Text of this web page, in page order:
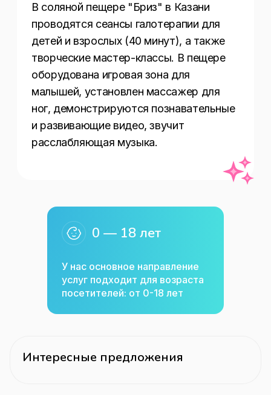
В соляной пещере "Бриз" в Казани
проводятся сеансы галотерапии для
детей и взрослых (40 минут), а также
творческие мастер-классы. В пещере
оборудована игровая зона для
малышей, установлен массажер для
ног, демонстрируются познавательные
и развивающие видео, звучит
расслабляющая музыка.
0 — 18 лет
У нас основное направление
услуг подходит для возраста
посетителей: от 0-18 лет
Интересные предложения